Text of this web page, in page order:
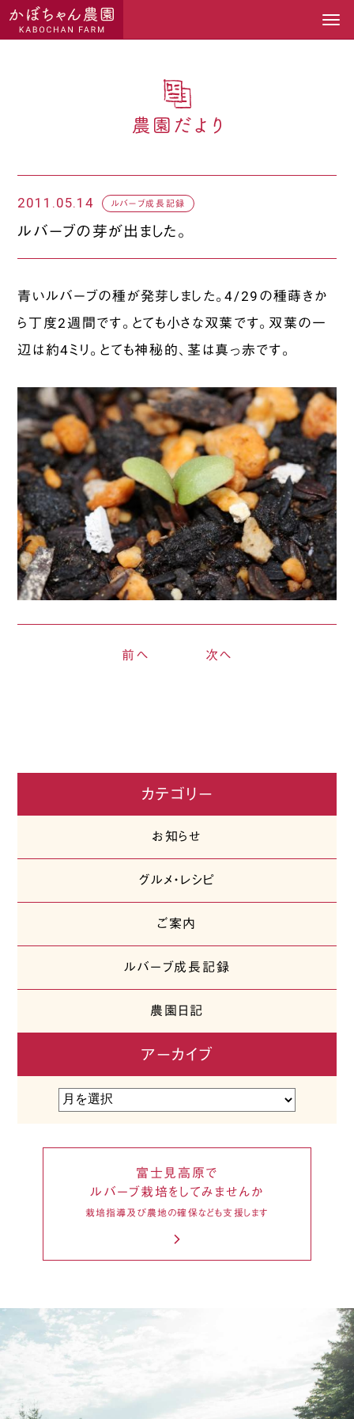
2011.05.14 ルバーブ成長記録
ルバーブの芽が出ました。
青いルバーブの種が発芽しました。4/29の種蒔きか
ら丁度2週間です。とても小さな双葉です。双葉の一
辺は約4ミリ。とても神秘的、茎は真っ赤です。
前へ 次へ
カテゴリー
お知らせ
グルメ・レシピ
ご案内
ルバーブ成長記録
農園日記
アーカイブ
富士見高原で
ルバーブ栽培をしてみませんか
栽培指導及び農地の確保なども支援します